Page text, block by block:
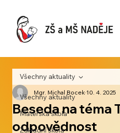
Všechny aktuality
Mateřská škola
Základní škola
Všechny aktuality
Beseda na téma
odpovědnost
Mgr. Michal Bocek10. 4. 2025